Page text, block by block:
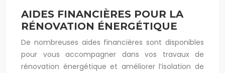
AIDES FINANCIÈRES POUR LA
RÉNOVATION ÉNERGÉTIQUE
De nombreuses aides financières sont disponibles
pour vous accompagner dans vos travaux de
rénovation énergétique et améliorer l’isolation de